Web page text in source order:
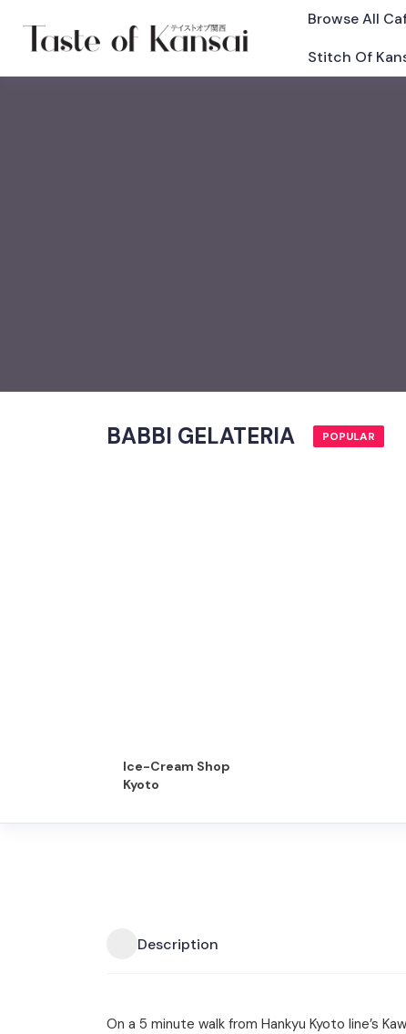
Browse All
Stitch Of
BABBI GELATERIA POPULAR
Ice-Cream Shop
Kyoto
Description
On a 5 minute walk from Hankyu Kyoto line’s